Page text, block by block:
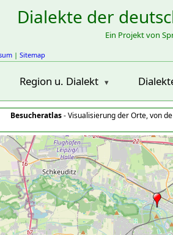
Dialekte der
Ein Projekt von
| Sitemap
Region u. Dialekt
Besucheratlas- Visualisierung der Orte, von